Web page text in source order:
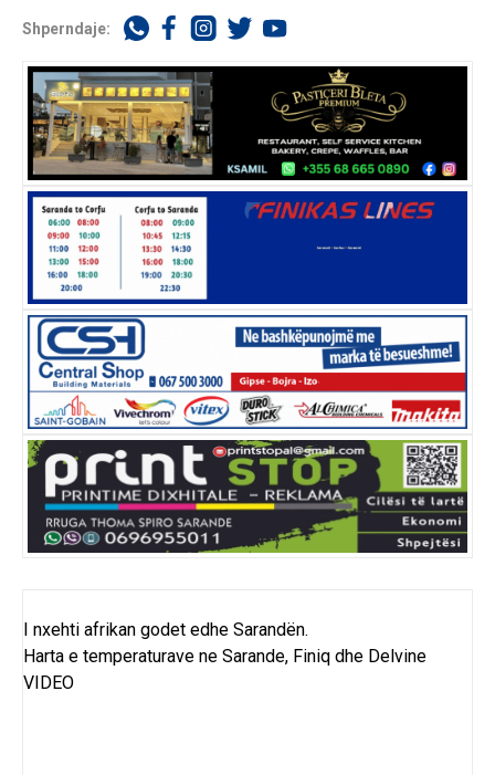
Shperndaje:
I nxehti afrikan godet edhe Sarandën.
Harta e temperaturave ne Sarande, Finiq dhe Delvine
VIDEO